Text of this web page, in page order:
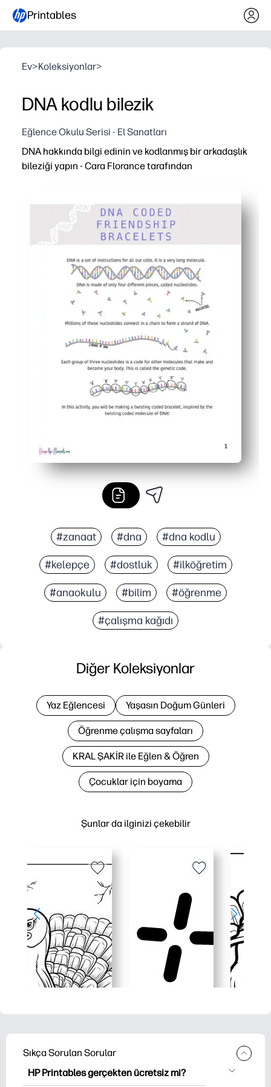
Printables
Ev>Koleksiyonlar>
DNA kodlu bilezik
Eğlence Okulu Serisi - El Sanatları
DNA hakkında bilgi edinin ve kodlanmış bir arkadaşlık
bileziği yapın - Cara Florance tarafından
#zanaat #dna #dna kodlu
#kelepçe #dostluk #ilköğretim
#anaokulu #bilim #öğrenme
#çalışma kağıdı
Şunlar da ilginizi çekebilir
Diğer Koleksiyonlar
Yaz Eğlencesi Yaşasın Doğum Günleri
Öğrenme çalışma sayfaları
KRAL ŞAKİR ile Eğlen & Öğren
Çocuklar için boyama
Sıkça Sorulan Sorular
HP Printables gerçekten ücretsiz mi?